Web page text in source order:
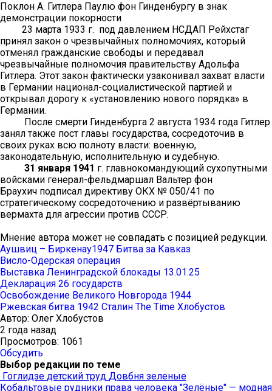
Поклон А. Гитлера Паулю фон Гинденбургу в знак
демонстрации покорности
23 марта 1933 г. под давлением НСДАП Рейхстаг
принял закон о чрезвычайных полномочиях, который
отменял гражданские свободы и передавал
чрезвычайные полномочия правительству Адольфа
Гитлера. Этот закон фактически узаконивал захват власти
в Германии национал-социалистической партией и
открывал дорогу к «установлению нового порядка» в
Германии.
После смерти Гинденбурга 2 августа 1934 года Гитлер
занял также пост главы государства, сосредоточив в
своих руках всю полноту власти: военную,
законодательную, исполнительную и судебную.
31 января 1941 г. главнокомандующий сухопутными
войсками генерал-фельдмаршал Вальтер фон
Браухич подписал директиву ОКХ № 050/41 по
стратегическому сосредоточению и развёртыванию
вермахта для агрессии против СССР.
Мнение автора может не совпадать с позицией редукции.
Аушвиц – Биркенау1947 Битва за Кавказ
Висло-Одерская операция
Выставка Ленинградской блокады 13.01.25
Декларация 26 государств
Освобождение Великого Новгорода 1944
Ржевская битва 1942 Сталин The Time Хлобустов
Автор: Олег Хлобустов
2 года назад
Просмотров: 1061
Обсудить
Выбор редакции по теме
Гоглидзе детский труд Довбня зеленые
Кобальтовые рудники права человека "Зелёные" — модная